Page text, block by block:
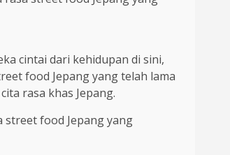
cintai dari kehidupan di sini,
food Jepang yang telah lama
rasa khas Jepang.
street food Jepang yang